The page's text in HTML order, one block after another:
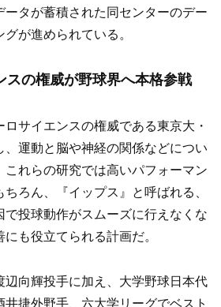
ータが蓄積された同センターのデー
が進められている。
の権威が野球界へ本格参戦
サイエンスの権威である東京大・
、運動と脳や神経の関係などについ
これらの研究では高いパフォーマン
ろん、『イップス』と呼ばれる、
で投球動作がスムーズに行えなくな
も役立てられる計画だ。
向輝投手に加え、大学野球日本代
捷外野手、六大学リーグでベスト